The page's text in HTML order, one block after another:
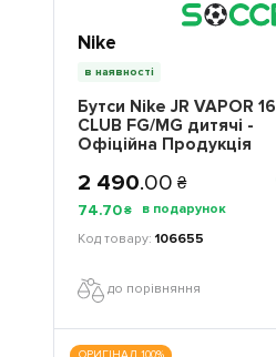
Nike
в наявності
Бутси Nike JR VAPOR 16
CLUB FG/MG дитячі -
Офіційна Продукція
2 490.00 ₴
74.70 ₴
106655
до порівняння